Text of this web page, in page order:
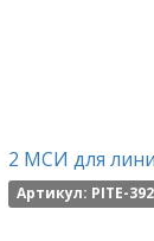
2 МСИ для
Артикул: PITE-